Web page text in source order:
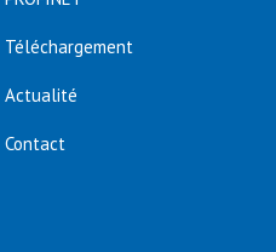
Téléchargement
Actualité
Contact